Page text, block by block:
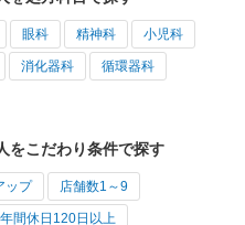
眼科 精神科 小児科
消化器科 循環器科
をこだわり条件で探す
ップ 店舗数1～9
年間休日120日以上